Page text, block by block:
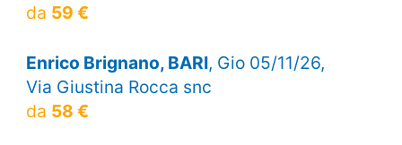
da 59 €
Enrico Brignano, BARI, Gio 05/11/26,
Via Giustina Rocca snc
da 58 €